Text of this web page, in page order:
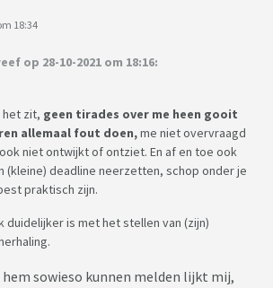
18:34
op 28-10-2021 om 18:16:
het zit, geen tirades over me heen gooit
allemaal fout doen,me niet overvraagd
niet ontwijkt of ontziet. En af en toe ook
(kleine) deadline neerzetten, schop onder je
praktisch zijn.
duidelijker is met het stellen van (zijn)
sowieso kunnen melden lijkt mij,